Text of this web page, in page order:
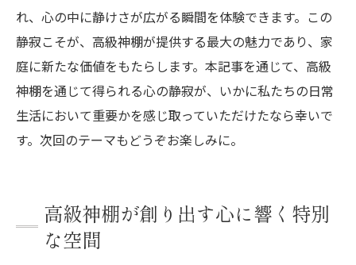
れ、心の中に静けさが広がる瞬間を体験できます。この
静寂こそが、高級神棚が提供する最大の魅力であり、家
庭に新たな価値をもたらします。本記事を通じて、高級
神棚を通じて得られる心の静寂が、いかに私たちの日常
生活において重要かを感じ取っていただけたなら幸いで
す。次回のテーマもどうぞお楽しみに。
高級神棚が創り出す心に響く特別
な空間